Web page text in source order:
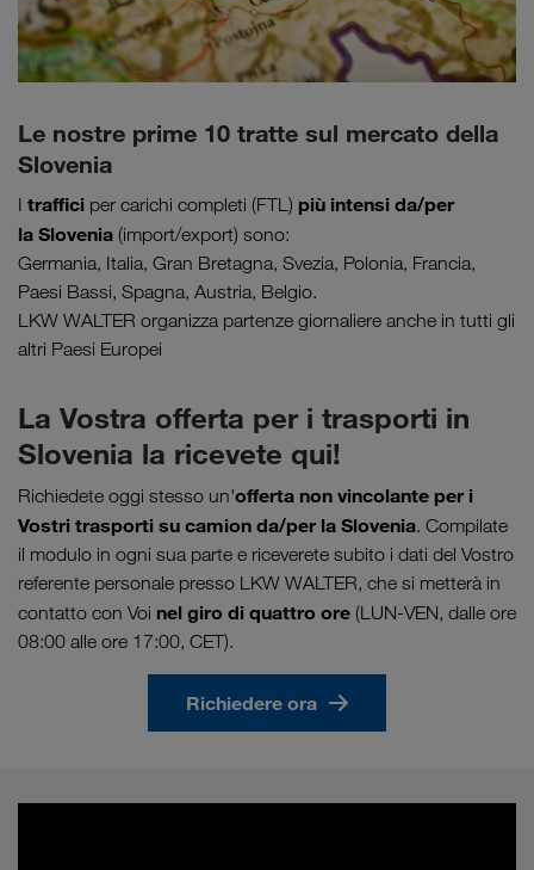
Le nostre prime 10 tratte sul mercato della
Slovenia
I traffici per carichi completi (FTL) più intensi da/per
la Slovenia (import/export) sono:
Germania, Italia, Gran Bretagna, Svezia, Polonia, Francia,
Paesi Bassi, Spagna, Austria, Belgio.
LKW WALTER organizza partenze giornaliere anche in tutti gli
altri Paesi Europei
La Vostra offerta per i trasporti in
Slovenia la ricevete qui!
Richiedete oggi stesso un'offerta non vincolante per i
Vostri trasporti su camion da/per la Slovenia. Compilate
il modulo in ogni sua parte e riceverete subito i dati del Vostro
referente personale presso LKW WALTER, che si metterà in
contatto con Voi nel giro di quattro ore (LUN-VEN, dalle ore
08:00 alle ore 17:00, CET).
Richiedere ora